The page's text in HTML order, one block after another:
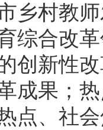
乡村教
综合改
创新性
成果；
点、社